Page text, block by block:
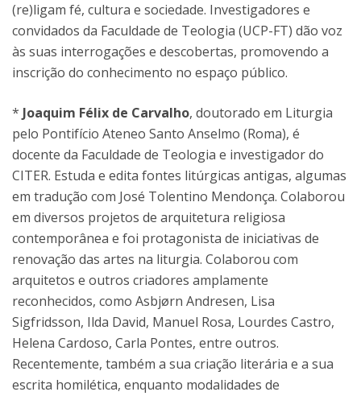
(re)ligam fé, cultura e sociedade. Investigadores e
convidados da Faculdade de Teologia (UCP-FT) dão voz
às suas interrogações e descobertas, promovendo a
inscrição do conhecimento no espaço público.
* Joaquim Félix de Carvalho, doutorado em Liturgia
pelo Pontifício Ateneo Santo Anselmo (Roma), é
docente da Faculdade de Teologia e investigador do
CITER. Estuda e edita fontes litúrgicas antigas, algumas
em tradução com José Tolentino Mendonça. Colaborou
em diversos projetos de arquitetura religiosa
contemporânea e foi protagonista de iniciativas de
renovação das artes na liturgia. Colaborou com
arquitetos e outros criadores amplamente
reconhecidos, como Asbjørn Andresen, Lisa
Sigfridsson, Ilda David, Manuel Rosa, Lourdes Castro,
Helena Cardoso, Carla Pontes, entre outros.
Recentemente, também a sua criação literária e a sua
escrita homilética, enquanto modalidades de